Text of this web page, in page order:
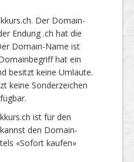
Der Domain-
Endung .ch hat die
Domain-Name ist
hat ein
besitzt keine Umlaute.
keine Sonderzeichen
ist für den
den Domain-
«Sofort kaufen»